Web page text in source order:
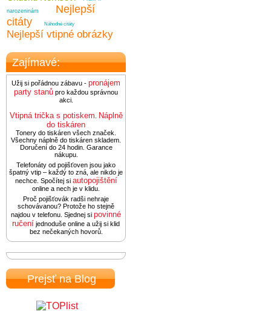
narozeninám
Nejlepší
citáty
Náhodné citáty
Nejlepší vtipné obrázky
Zajímavé:
Užij si pořádnou zábavu - pronájem
party stanů pro každou správnou
akci.
Vtipná trička s potiskem Náplně
do tiskáren
Tonery do tiskáren všech značek.
Všechny náplně do tiskáren skladem.
Doručení do 24 hodin. Garance
nákupu.
Telefonáty od pojišťoven jsou jako
špatný vtip – každý to zná, ale nikdo je
nechce. Spočítej si autopojištění
online a nech je v klidu.
Proč pojišťovák radši nehraje
schovávanou? Protože ho stejně
najdou v telefonu. Sjednej si povinné
ručení jednoduše online a užij si klid
bez nečekaných hovorů.
Prejsť na Blog